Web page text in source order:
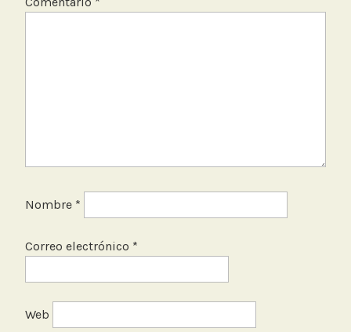
Nombre *
Correo electrónico *
Web